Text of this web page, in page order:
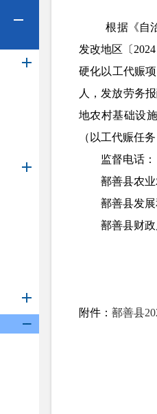
根据《自
发改地区〔
硬化以工代赈
人，发放劳务
地农村基础设
（以工代赈任
监督电话：
鄯善县农
鄯善县发
鄯善县财
附件： 鄯善县